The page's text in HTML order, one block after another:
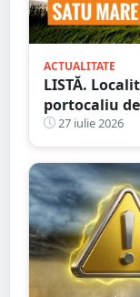
ACTUALITATE
LISTĂ.
portocaliu
27 iulie 2026